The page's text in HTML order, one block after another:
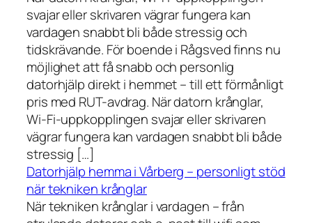
svajar eller skrivaren vägrar fungera kan
vardagen snabbt bli både stressig och
tidskrävande. För boende i Rågsved finns nu
möjlighet att få snabb och personlig
datorhjälp direkt i hemmet – till ett förmånligt
pris med RUT-avdrag. När datorn krånglar,
Wi-Fi-uppkopplingen svajar eller skrivaren
vägrar fungera kan vardagen snabbt bli både
stressig […]
Datorhjälp hemma i Vårberg – personligt stöd
när tekniken krånglar
När tekniken krånglar i vardagen – från